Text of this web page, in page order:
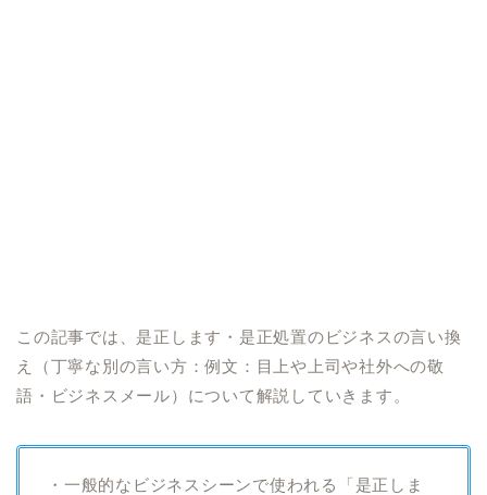
この記事では、是正します・是正処置のビジネスの言い換
え（丁寧な別の言い方：例文：目上や上司や社外への敬
語・ビジネスメール）について解説していきます。
・一般的なビジネスシーンで使われる「是正しま